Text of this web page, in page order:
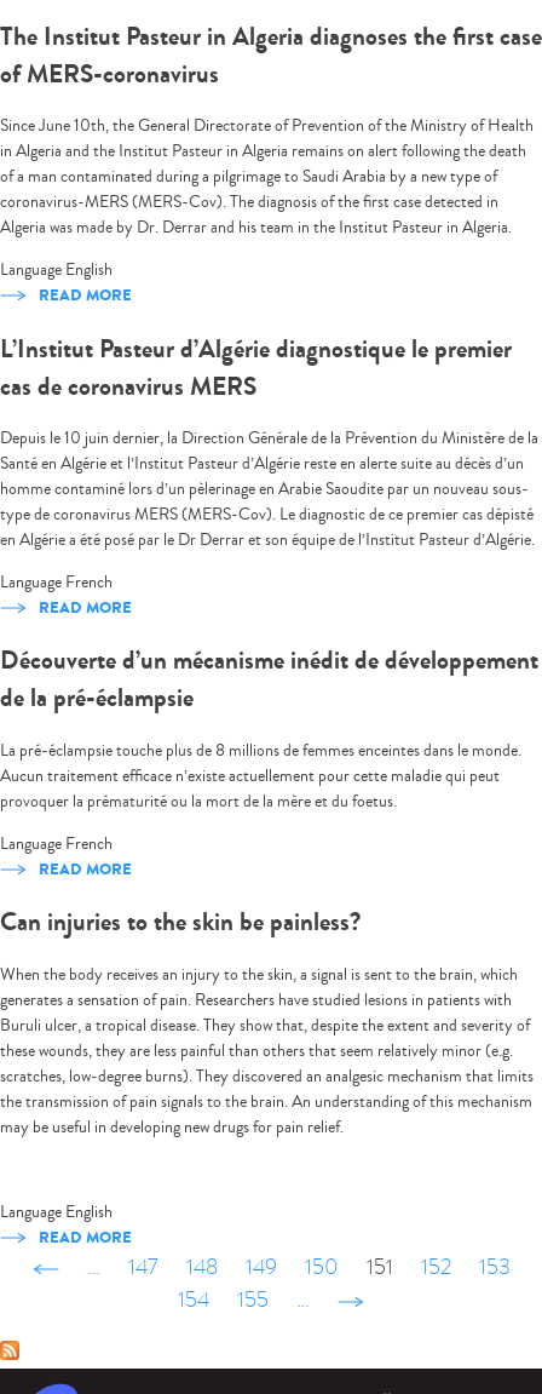
The Institut Pasteur in Algeria diagnoses the first case
of MERS-coronavirus
Since June 10th, the General Directorate of Prevention of the Ministry of Health
in Algeria and the Institut Pasteur in Algeria remains on alert following the death
of a man contaminated during a pilgrimage to Saudi Arabia by a new type of
coronavirus-MERS (MERS-Cov). The diagnosis of the first case detected in
Algeria was made by Dr. Derrar and his team in the Institut Pasteur in Algeria.
Language English
READ MORE
L’Institut Pasteur d’Algérie diagnostique le premier
cas de coronavirus MERS
Depuis le 10 juin dernier, la Direction Générale de la Prévention du Ministère de la
Santé en Algérie et l’Institut Pasteur d’Algérie reste en alerte suite au décès d’un
homme contaminé lors d’un pèlerinage en Arabie Saoudite par un nouveau sous-
type de coronavirus MERS (MERS-Cov). Le diagnostic de ce premier cas dépisté
en Algérie a été posé par le Dr Derrar et son équipe de l’Institut Pasteur d’Algérie.
Language French
READ MORE
Découverte d’un mécanisme inédit de développement
de la pré-éclampsie
La pré-éclampsie touche plus de 8 millions de femmes enceintes dans le monde.
Aucun traitement efficace n’existe actuellement pour cette maladie qui peut
provoquer la prématurité ou la mort de la mère et du foetus.
Language French
READ MORE
Can injuries to the skin be painless?
When the body receives an injury to the skin, a signal is sent to the brain, which
generates a sensation of pain. Researchers have studied lesions in patients with
Buruli ulcer, a tropical disease. They show that, despite the extent and severity of
these wounds, they are less painful than others that seem relatively minor (e.g.
scratches, low-degree burns). They discovered an analgesic mechanism that limits
the transmission of pain signals to the brain. An understanding of this mechanism
may be useful in developing new drugs for pain relief.
Language English
READ MORE
‹
… 147 148 149 150 151 152
153
154
155 …
next